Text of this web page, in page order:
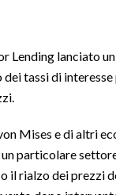
lanciato
tassi di
Mises e di altri
particolare
il rialzo dei prezzi